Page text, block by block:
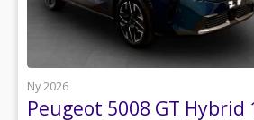
Ny 2026